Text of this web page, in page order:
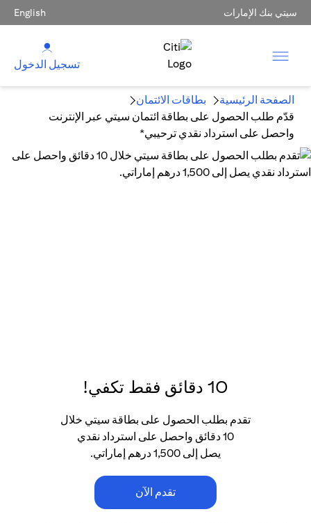
سيتي بنك الإمارات English
تسجيل الدخول
الصفحة الرئيسية
بطاقات الائتمان
قدّم طلب الحصول على بطاقة ائتمان سيتي عبر الإنترنت
واحصل على استرداد نقدي ترحيبي*
10 دقائق فقط تكفي!
تقدم بطلب الحصول على بطاقة سيتي خلال
10 دقائق واحصل على استرداد نقدي
يصل إلى 1,500 درهم إماراتي.
تقدم الآن